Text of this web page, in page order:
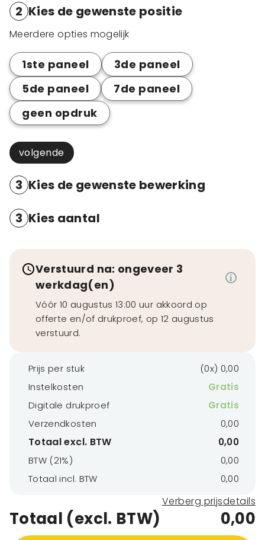
2 Kies de gewenste positie
Meerdere opties mogelijk
1ste paneel
3de paneel
5de paneel
7de paneel
geen opdruk
volgende
3 Kies de gewenste bewerking
3 Kies aantal
Verstuurd na: ongeveer 3
werkdag(en)
Vóór 10 augustus 13:00 uur akkoord op
offerte en/of drukproef, op 12 augustus
verstuurd.
Prijs per stuk
(0x) 0,00
Instelkosten
Gratis
Digitale drukproef
Gratis
Verzendkosten
0,00
Totaal excl. BTW
0,00
BTW (21%)
0,00
Totaal incl. BTW
0,00
Verberg prijsdetails
Totaal (excl. BTW) 0,00